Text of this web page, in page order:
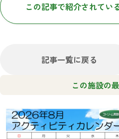
この記事で紹介されてい
記事一覧に戻る
この施設の